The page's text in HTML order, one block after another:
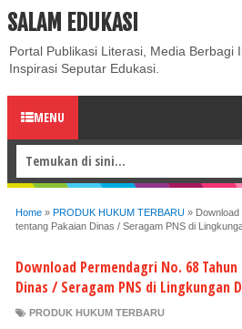
ABOUT CONTACT US
SALAM EDUKASI
Portal Publikasi Literasi, Media Berbagi
Inspirasi Seputar Edukasi.
MENU
Home » PRODUK HUKUM TERBARU »
tentang Pakaian Dinas / Seragam PNS di
Download Permendagri No. 68
Dinas / Seragam PNS di Lingkungan
PRODUK HUKUM TERBARU